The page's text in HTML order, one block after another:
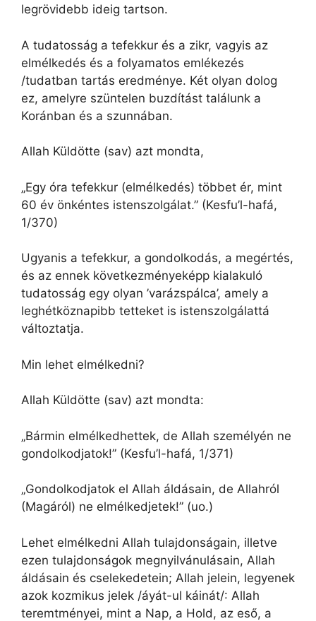
legrövidebb ideig tartson.
A tudatosság a tefekkur és a zikr, vagyis az
elmélkedés és a folyamatos emlékezés
/tudatban tartás eredménye. Két olyan dolog
ez, amelyre szüntelen buzdítást találunk a
Koránban és a szunnában.
Allah Küldötte (sav) azt mondta,
„Egy óra tefekkur (elmélkedés) többet ér, mint
60 év önkéntes istenszolgálat.” (Kesfu’l-hafá,
1/370)
Ugyanis a tefekkur, a gondolkodás, a megértés,
és az ennek következményeképp kialakuló
tudatosság egy olyan ’varázspálca’, amely a
leghétköznapibb tetteket is istenszolgálattá
változtatja.
Min lehet elmélkedni?
Allah Küldötte (sav) azt mondta:
„Bármin elmélkedhettek, de Allah személyén ne
gondolkodjatok!” (Kesfu’l-hafá, 1/371)
„Gondolkodjatok el Allah áldásain, de Allahról
(Magáról) ne elmélkedjetek!” (uo.)
Lehet elmélkedni Allah tulajdonságain, illetve
ezen tulajdonságok megnyilvánulásain, Allah
áldásain és cselekedetein; Allah jelein, legyenek
azok kozmikus jelek /áyát-ul káinát/: Allah
teremtményei, mint a Nap, a Hold, az eső, a